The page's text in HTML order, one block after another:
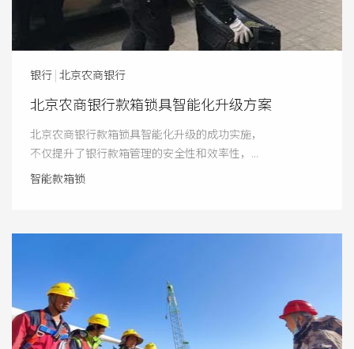
银行 | 北京农商银行
北京农商银行款箱锁具智能化升级方案
北京农商银行款箱锁具智能化升级的成功实施，
不仅提升了银行款箱管理的安全性和效率性，...
智能款箱锁